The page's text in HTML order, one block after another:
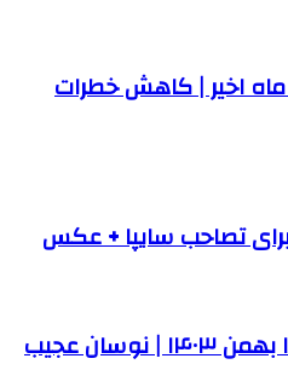
در پایین‌ترین نرخ ۲ ماه اخیر | کاهش خطرات
تصاحب سایپا + عکس
قیمت امروز خودرو ۱۸ بهمن ۱۴۰۳ | نوسان عجیب